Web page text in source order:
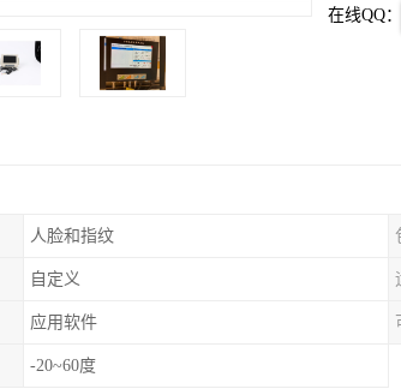
在线QQ：
人脸和指纹
自定义
应用软件
-20~60度